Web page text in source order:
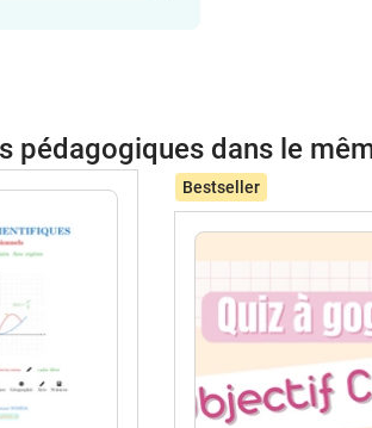
pédagogiques dans le
Bestseller